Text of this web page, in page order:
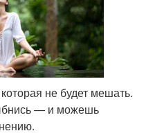
не будет мешать.
— и можешь